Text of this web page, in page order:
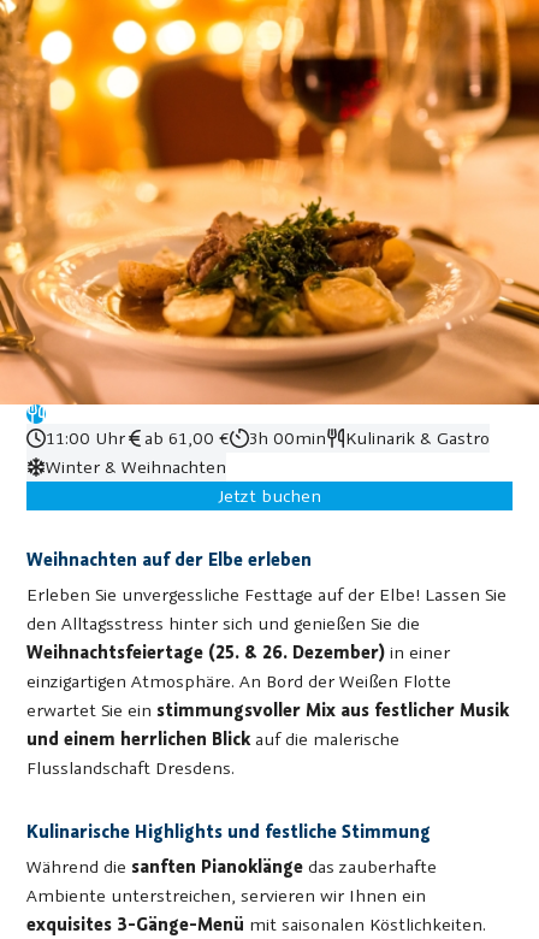
11:00 Uhr ab 61,00 € 3h 00min
Kulinarik & Gastro
Winter & Weihnachten
Jetzt buchen
Weihnachten auf der Elbe erleben
Erleben Sie unvergessliche Festtage auf der Elbe! Lassen Sie
den Alltagsstress hinter sich und genießen Sie die
Weihnachtsfeiertage (25. & 26. Dezember)in einer
einzigartigen Atmosphäre. An Bord der Weißen Flotte
erwartet Sie ein stimmungsvoller Mix aus festlicher Musik
und einem herrlichen Blickauf die malerische
Flusslandschaft Dresdens.
Kulinarische Highlights und festliche Stimmung
Während die sanften Pianoklänge das zauberhafte
Ambiente unterstreichen, servieren wir Ihnen ein
exquisites 3-Gänge-Menü mit saisonalen Köstlichkeiten.